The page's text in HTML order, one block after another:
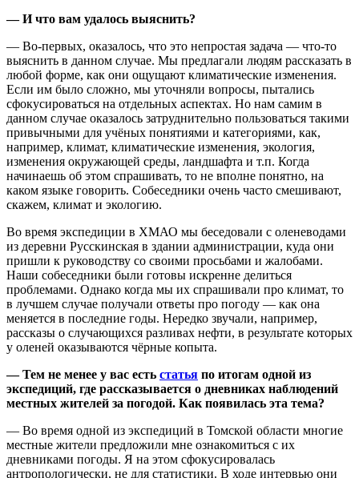
— И что вам удалось выяснить?
— Во-первых, оказалось, что это непростая задача — что-то
выяснить в данном случае. Мы предлагали людям рассказать в
любой форме, как они ощущают климатические изменения.
Если им было сложно, мы уточняли вопросы, пытались
сфокусироваться на отдельных аспектах. Но нам самим в
данном случае оказалось затруднительно пользоваться такими
привычными для учёных понятиями и категориями, как,
например, климат, климатические изменения, экология,
изменения окружающей среды, ландшафта и т.п. Когда
начинаешь об этом спрашивать, то не вполне понятно, на
каком языке говорить. Собеседники очень часто смешивают,
скажем, климат и экологию.
Во время экспедиции в ХМАО мы беседовали с оленеводами
из деревни Русскинская в здании администрации, куда они
пришли к руководству со своими просьбами и жалобами.
Наши собеседники были готовы искренне делиться
проблемами. Однако когда мы их спрашивали про климат, то
в лучшем случае получали ответы про погоду — как она
меняется в последние годы. Нередко звучали, например,
рассказы о случающихся разливах нефти, в результате которых
у оленей оказываются чёрные копыта.
— Тем не менее у вас есть статья по итогам одной из
экспедиций, где рассказывается о дневниках наблюдений
местных жителей за погодой. Как появилась эта тема?
— Во время одной из экспедиций в Томской области многие
местные жители предложили мне ознакомиться с их
дневниками погоды. Я на этом сфокусировалась
антропологически, не для статистики. В ходе интервью они